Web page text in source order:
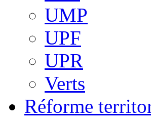
UMP
UPF
UPR
Verts
Réforme